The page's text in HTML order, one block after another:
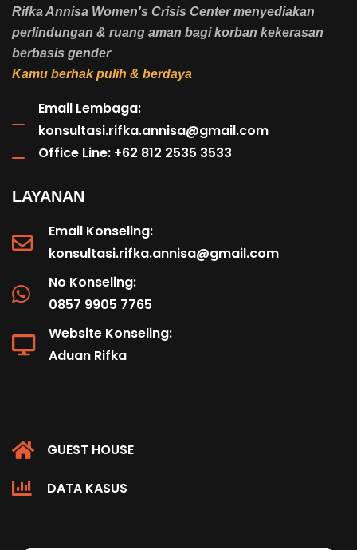
Rifka Annisa Women's Crisis Center menyediakan
perlindungan & ruang aman bagi korban kekerasan
berbasis gender
Kamu berhak pulih & berdaya
Email Lembaga:
konsultasi.rifka.annisa@gmail.com
Office Line: +62 812 2535 3533
LAYANAN
Email Konseling:
konsultasi.rifka.annisa@gmail.com
No Konseling:
0857 9905 7765
Website Konseling:
Aduan Rifka
GUEST HOUSE
DATA KASUS